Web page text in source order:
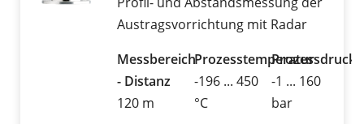
Austragsvorrichtung mit Radar
Messbereich
- Distanz
120 m
Prozesstemperatur
-196 ... 450
°C
Prozessdruck
-1 ... 160
bar